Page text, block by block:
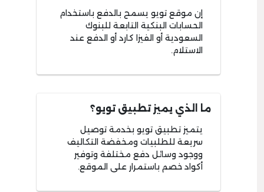
إن موقع تويو يسمح بالدفع باستخدام
الحسابات البنكية التابعة للبنوك
السعودية أو الفيزا كارد أو الدفع عند
الاستلام.
ما الذي يميز تطبيق تويو؟
يتميز تطبيق تويو بخدمة توصيل
سريعة للطلبيات ومخفضة التكاليف
ووجود وسائل دفع مختلفة وتوفير
أكواد خصم باستمرار على الموقع.